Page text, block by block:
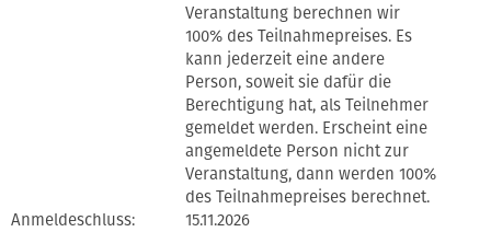
Veranstaltung berechnen wir
100% des Teilnahmepreises. Es
kann jederzeit eine andere
Person, soweit sie dafür die
Berechtigung hat, als Teilnehmer
gemeldet werden. Erscheint eine
angemeldete Person nicht zur
Veranstaltung, dann werden 100%
des Teilnahmepreises berechnet.
Anmeldeschluss:
15.11.2026